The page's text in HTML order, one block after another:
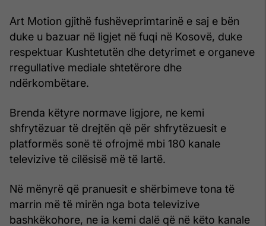
Art Motion gjithë fushëveprimtarinë e saj e bën
duke u bazuar në ligjet në fuqi në Kosovë, duke
respektuar Kushtetutën dhe detyrimet e organeve
rregullative mediale shtetërore dhe
ndërkombëtare.
Brenda këtyre normave ligjore, ne kemi
shfrytëzuar të drejtën që për shfrytëzuesit e
platformës sonë të ofrojmë mbi 180 kanale
televizive të cilësisë më të lartë.
Në mënyrë që pranuesit e shërbimeve tona të
marrin më të mirën nga bota televizive
bashkëkohore, ne ia kemi dalë që në këto kanale